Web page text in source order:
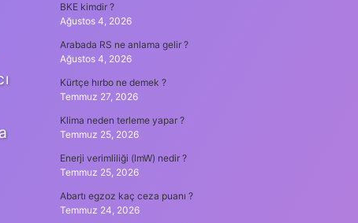
BKE kimdir ?
Ağustos 4, 2026
Arabada RS ne anlama gelir ?
Ağustos 4, 2026
Kürtçe hırbo ne demek ?
Temmuz 27, 2026
Klima neden terleme yapar ?
Temmuz 25, 2026
Enerji verimliliği (lmW) nedir ?
Temmuz 25, 2026
Abartı egzoz kaç ceza puanı ?
Temmuz 24, 2026